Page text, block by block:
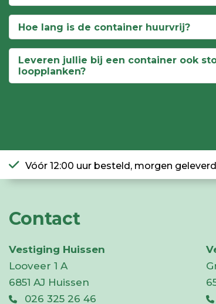
Hoe lang is de container huurvrij?
Leveren jullie bij een container ook
loopplanken?
Vóór 12:00 uur besteld, morgen geleverd
Contact
Vestiging Huissen
Looveer 1 A
6851 AJ Huissen
026 325 26 46